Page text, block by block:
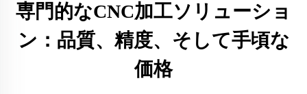
専門的なCNC加工ソリューショ
ン：品質、精度、そして手頃な
価格